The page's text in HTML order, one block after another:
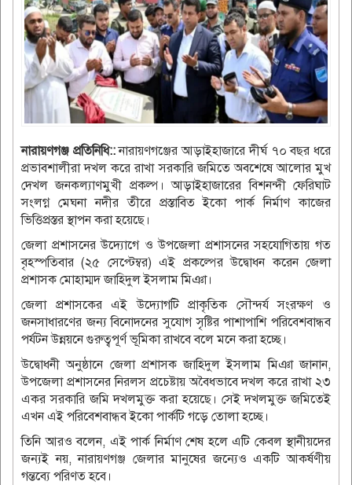
নারায়ণগঞ্জ প্রতিনিধি::নারায়ণগঞ্জের আড়াইহাজারে দীর্ঘ ৭০ বছর ধরে
প্রভাবশালীরা দখল করে রাখা সরকারি জমিতে অবশেষে আলোর মুখ
দেখল জনকল্যাণমুখী প্রকল্প। আড়াইহাজারের বিশনন্দী ফেরিঘাট
সংলগ্ন মেঘনা নদীর তীরে প্রস্তাবিত ইকো পার্ক নির্মাণ কাজের
ভিত্তিপ্রস্তর স্থাপন করা হয়েছে।
জেলা প্রশাসনের উদ্যোগে ও উপজেলা প্রশাসনের সহযোগিতায় গত
বৃহস্পতিবার (২৫ সেপ্টেম্বর) এই প্রকল্পের উদ্বোধন করেন জেলা
প্রশাসক মোহাম্মদ জাহিদুল ইসলাম মিঞা।
জেলা প্রশাসকের এই উদ্যোগটি প্রাকৃতিক সৌন্দর্য সংরক্ষণ ও
জনসাধারণের জন্য বিনোদনের সুযোগ সৃষ্টির পাশাপাশি পরিবেশবান্ধব
পর্যটন উন্নয়নে গুরুত্বপূর্ণ ভূমিকা রাখবে বলে মনে করা হচ্ছে।
উদ্বোধনী অনুষ্ঠানে জেলা প্রশাসক জাহিদুল ইসলাম মিঞা জানান,
উপজেলা প্রশাসনের নিরলস প্রচেষ্টায় অবৈধভাবে দখল করে রাখা ২৩
একর সরকারি জমি দখলমুক্ত করা হয়েছে। সেই দখলমুক্ত জমিতেই
এখন এই পরিবেশবান্ধব ইকো পার্কটি গড়ে তোলা হচ্ছে।
তিনি আরও বলেন, এই পার্ক নির্মাণ শেষ হলে এটি কেবল স্থানীয়দের
জন্যই নয়, নারায়ণগঞ্জ জেলার মানুষের জন্যেও একটি আকর্ষণীয়
গন্তব্যে পরিণত হবে।